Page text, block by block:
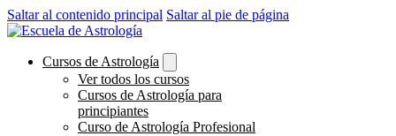
Saltar al contenido principal Saltar al pie de página
Cursos de Astrología
Ver todos los cursos
Cursos de Astrología para
principiantes
Curso de Astrología Profesional